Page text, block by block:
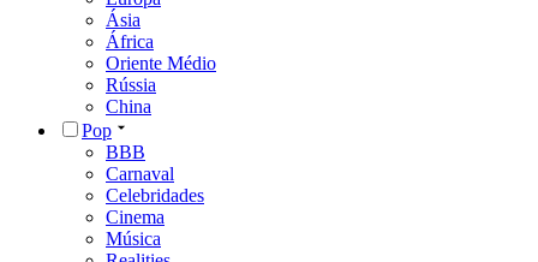
Ásia
África
Oriente Médio
Rússia
China
Pop
BBB
Carnaval
Celebridades
Cinema
Música